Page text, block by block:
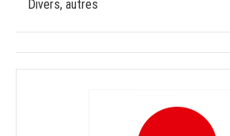
Divers, autres